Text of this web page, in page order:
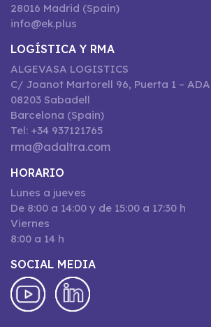
28016 Madrid (Spain)
info@ek.plus
LOGÍSTICA Y RMA
ALGEVASA LOGISTICS
C/ Joanot Martorell 96, Puerta 1 –
08203 Sabadell
Barcelona (Spain)
Tel: +34 937121765
rma@adaltra.com
HORARIO
Lunes a jueves
De 8:00 a 14:00 y de 15:00 a 17:30 h
Viernes
8:00 a 14 h
SOCIAL MEDIA